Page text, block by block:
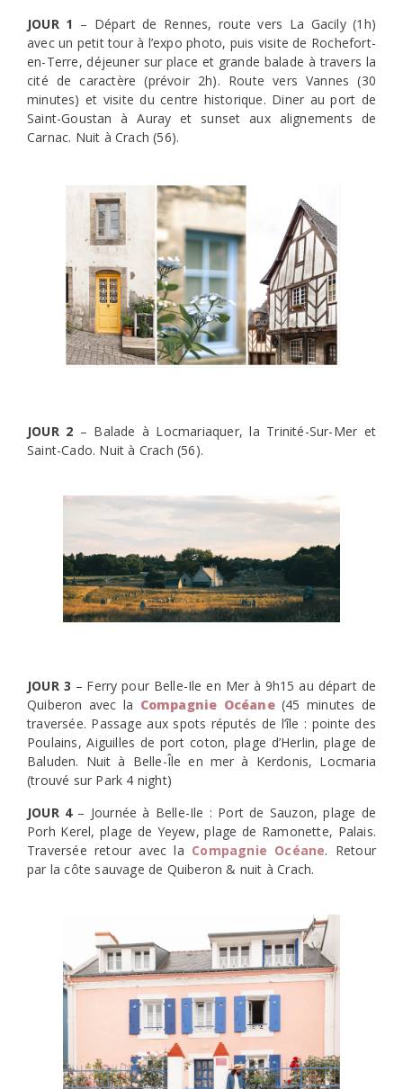
JOUR 1 – Départ de Rennes, route vers La Gacily (1h)
avec un petit tour à l’expo photo, puis visite de Rochefort-
en-Terre, déjeuner sur place et grande balade à travers la
cité de caractère (prévoir 2h). Route vers Vannes (30
minutes) et visite du centre historique. Diner au port de
Saint-Goustan à Auray et sunset aux alignements de
Carnac. Nuit à Crach (56).
JOUR 2 – Balade à Locmariaquer, la Trinité-Sur-Mer et
Saint-Cado. Nuit à Crach (56).
JOUR 3 – Ferry pour Belle-Ile en Mer à 9h15 au départ de
Quiberon avec la Compagnie Océane(45 minutes de
traversée. Passage aux spots réputés de l’île : pointe des
Poulains, Aiguilles de port coton, plage d’Herlin, plage de
Baluden. Nuit à Belle-Île en mer à Kerdonis, Locmaria
(trouvé sur Park 4 night)
JOUR 4– Journée à Belle-Ile : Port de Sauzon, plage de
Porh Kerel, plage de Yeyew, plage de Ramonette, Palais.
Traversée retour avec la Compagnie Océane. Retour
par la côte sauvage de Quiberon & nuit à Crach.